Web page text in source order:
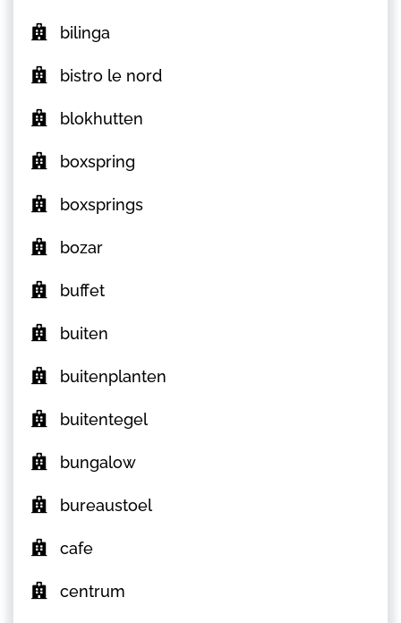
bilinga
bistro le nord
blokhutten
boxspring
boxsprings
bozar
buffet
buiten
buitenplanten
buitentegel
bungalow
bureaustoel
cafe
centrum